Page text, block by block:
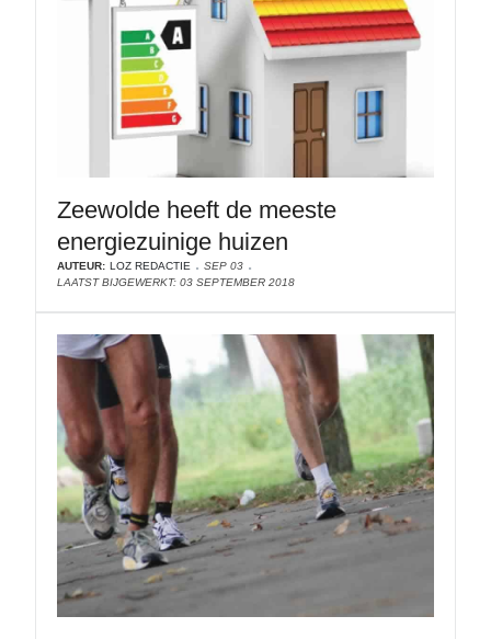
Zeewolde heeft de meeste
energiezuinige huizen
AUTEUR: LOZ REDACTIE
SEP 03
LAATST BIJGEWERKT: 03 SEPTEMBER 2018